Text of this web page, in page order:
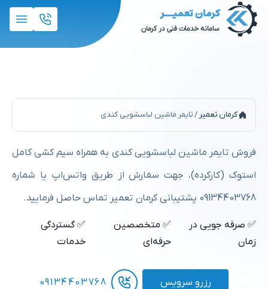
کرمان تعمیر /تایمر ماشین لباسشویی کندی
فروش تایمر ماشین لباسشویی کندی به همراه سیم کشی کامل
استوک (کارکرده)، جهت سفارش از طریق واتس‌اپ یا شماره
09134403768 پشتیبانی کرمان تعمیر تماس حاصل فرمایید.
✅ صرفه جویی در
زمان
✅ متخصصین
حرفه‌ای
✅ گستردگی
خدمات
رزرو سرویس 09134403768